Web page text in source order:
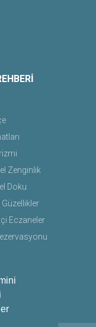
Zenginlik
Doku
Eczaneler